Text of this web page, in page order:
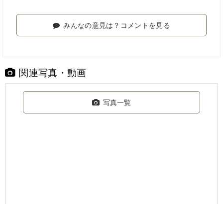
みんなの意見は？コメントを見る
関連写真・動画
写真一覧